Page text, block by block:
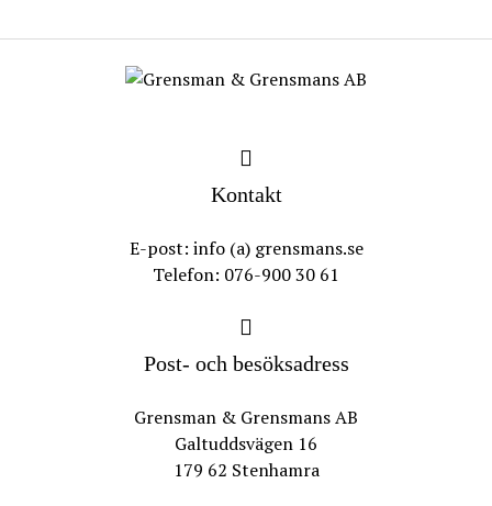
Kontakt
E-post: info (a) grensmans.se
Telefon: 076-900 30 61
Post- och besöksadress
Grensman & Grensmans AB
Galtuddsvägen 16
179 62 Stenhamra